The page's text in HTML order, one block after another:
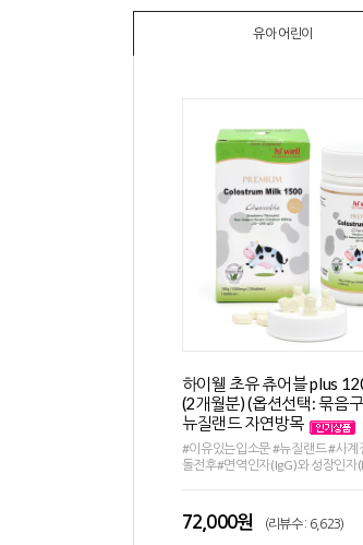
유아 어린이
하이웰 초유 츄어블 plus
(2개월분) (옵션선택: 묶음
뉴질랜드 자연방목
#이유있는입소문 #뉴질랜드 #사계
돌전후#면역인자(IgG)와 성장인자
72,000원 (리뷰수 : 6,623)